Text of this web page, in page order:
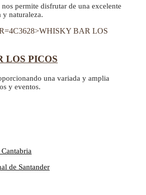
permite disfrutar de una excelente
y naturaleza.
LOS PICOS
una variada y amplia
y eventos.
de Santander